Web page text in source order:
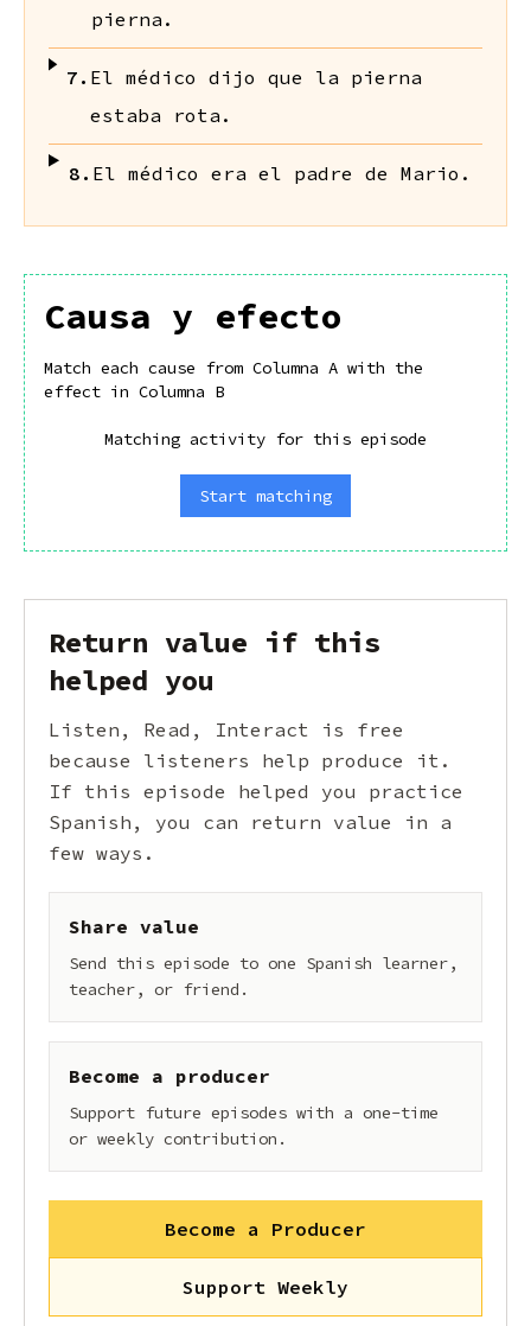
pierna.
7. El médico dijo que la pierna
estaba rota.
8. El médico era el padre de Mario.
Causa y efecto
Match each cause from Columna A with the
effect in Columna B
Matching activity for this episode
Start matching
Return value if this
helped you
Listen, Read, Interact is free
because listeners help produce it.
If this episode helped you practice
Spanish, you can return value in a
few ways.
Share value
Send this episode to one Spanish learner,
teacher, or friend.
Become a producer
Support future episodes with a one-time
or weekly contribution.
Become a Producer
Support Weekly